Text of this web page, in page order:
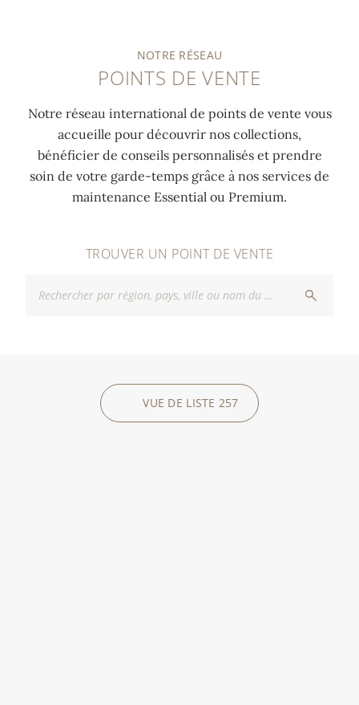
NOTRE RÉSEAU
POINTS DE VENTE
Notre réseau international de points de vente vous
accueille pour découvrir nos collections,
bénéficier de conseils personnalisés et prendre
soin de votre garde-temps grâce à nos services de
maintenance Essential ou Premium.
TROUVER UN POINT DE VENTE
VUE DE LISTE 257